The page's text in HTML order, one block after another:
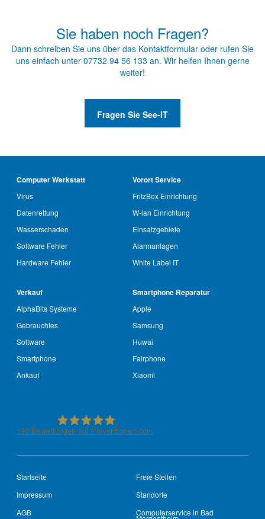
Sie haben noch Fragen?
Dann schreiben Sie uns über das Kontaktformular oder rufen Sie
uns einfach unter 07732 94 56 133 an. Wir helfen Ihnen gerne
weiter!
Fragen Sie See-IT
Computer Werkstatt
Virus
Datenrettung
Wasserschaden
Software Fehler
Hardware Fehler
Vorort Service
FritzBox Einrichtung
W-lan Einrichtung
Einsatzgebiete
Alarmanlagen
White Label IT
Verkauf
AlphaBits Systeme
Gebrauchtes
Software
Smartphone
Ankauf
Smartphone Reparatur
Apple
Samsung
Huwai
Fairphone
Xiaomi
See-IT-Service
190 Bewertungen auf ProvenExpert.com
Startseite
Impressum
AGB
Freie Stellen
Standorte
Computerservice in Bad